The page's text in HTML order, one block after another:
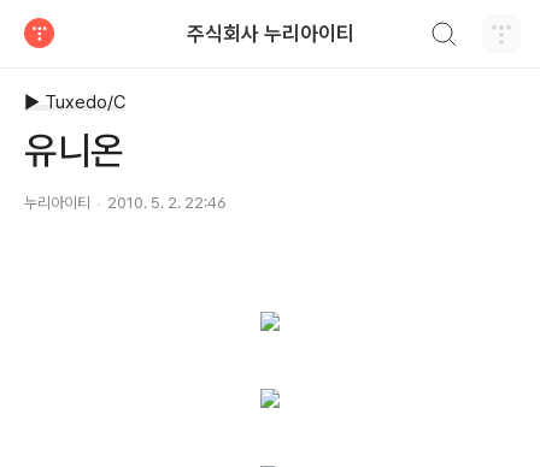
주식회사 누리아이티
▶ Tuxedo/C
유니온
누리아이티 2010. 5. 2. 22:46